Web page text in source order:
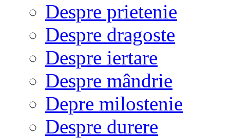
Despre prietenie
Despre dragoste
Despre iertare
Despre mândrie
Depre milostenie
Despre durere